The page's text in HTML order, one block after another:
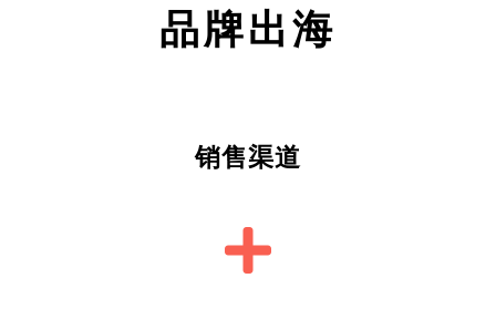
品牌出海
销售渠道